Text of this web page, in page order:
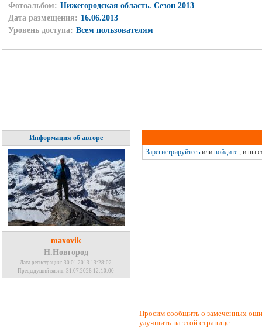
Фотоальбом: Нижегородская область. Сезон 2013
Дата размещения: 16.06.2013
Уровень доступа: Всем пользователям
Информация об авторе
maxovik
Н.Новгород
Дата регистрации: 30.01.2013 13:28:02
Предыдущий визит: 31.07.2026 12:10:00
Зарегистрируйтесьили войдите, и вы
Просим сообщить о замеченных
улучшить на этой странице